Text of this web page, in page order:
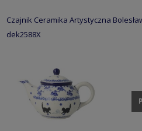
Czajnik Ceramika Artystyczna
dek2588X